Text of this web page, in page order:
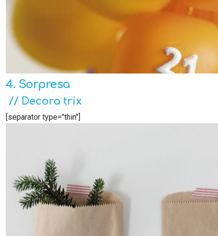
4. Sorpresa
// Decora trix
[separator type="thin"]